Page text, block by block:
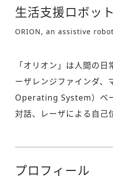
生活支援ロボッ
ORION, an assistive
「オリオン」は人間の
ーザレンジファインダ、
Operating System）ベ
対話、レーザによる自己
プロフィール